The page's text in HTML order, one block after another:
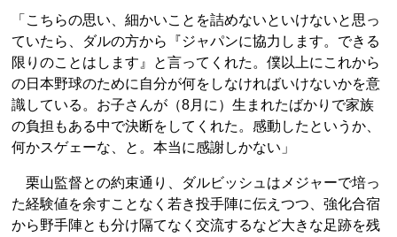
「こちらの思い、細かいことを詰めないといけないと思っ
ていたら、ダルの方から『ジャパンに協力します。できる
限りのことはします』と言ってくれた。僕以上にこれから
の日本野球のために自分が何をしなければいけないかを意
識している。お子さんが（8月に）生まれたばかりで家族
の負担もある中で決断をしてくれた。感動したというか、
何かスゲェーな、と。本当に感謝しかない」
栗山監督との約束通り、ダルビッシュはメジャーで培っ
た経験値を余すことなく若き投手陣に伝えつつ、強化合宿
から野手陣とも分け隔てなく交流するなど大きな足跡を残